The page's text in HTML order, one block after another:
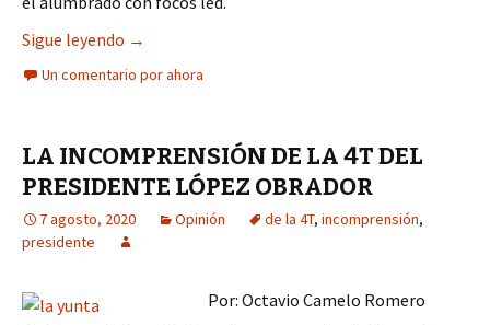
Sigue leyendo La gran estafa del presidente municipal de
→
Un comentario por ahora
LA INCOMPRENSIÓN DE LA 4T DEL
PRESIDENTE LÓPEZ OBRADOR
7 agosto, 2020 Opinión de la 4T, incomprensión,
presidente
Por: Octavio Camelo Romero